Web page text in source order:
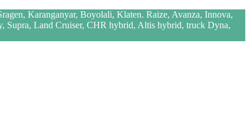
Karanganyar, Boyolali, Klaten. Raize, Avanza, Innova,
Supra, Land Cruiser, CHR hybrid, Altis hybrid, truck Dyna,